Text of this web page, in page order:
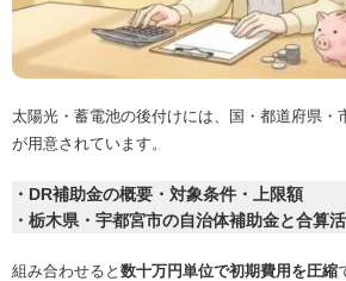
太陽光・蓄電池の後付けには、国・都道府県・
が用意されています。
・DR補助金の概要・対象条件・上限額
・栃木県・宇都宮市の自治体補助金と合算
組み合わせると 数十万円単位で初期費用を圧縮